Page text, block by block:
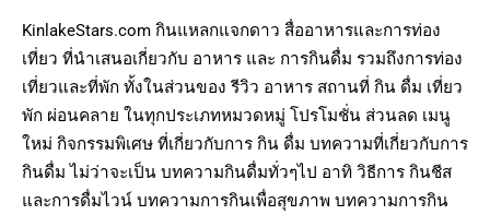
KinlakeStars.com กินแหลกแจกดาว สื่ออาหารและการท่อง
เที่ยว ที่นำเสนอเกี่ยวกับ อาหาร และ การกินดื่ม รวมถึงการท่อง
เที่ยวและที่พัก ทั้งในส่วนของ รีวิว อาหาร สถานที่ กิน ดื่ม เที่ยว
พัก ผ่อนคลาย ในทุกประเภทหมวดหมู่ โปรโมชั่น ส่วนลด เมนู
ใหม่ กิจกรรมพิเศษ ที่เกี่ยวกับการ กิน ดื่ม บทความที่เกี่ยวกับการ
กินดื่ม ไม่ว่าจะเป็น บทความกินดื่มทั่วๆไป อาทิ วิธีการ กินชีส
และการดื่มไวน์ บทความการกินเพื่อสุขภาพ บทความการกิน